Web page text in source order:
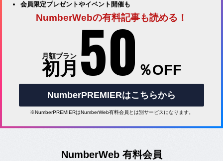
会員限定プレゼントやイベント開催も
NumberWebの有料記事も読める！
月額プラン
初月 50 ％OFF
NumberPREMIERはこちらから
※NumberPREMIERはNumberWeb有料会員とは別サービスになります。
NumberWeb 有料会員